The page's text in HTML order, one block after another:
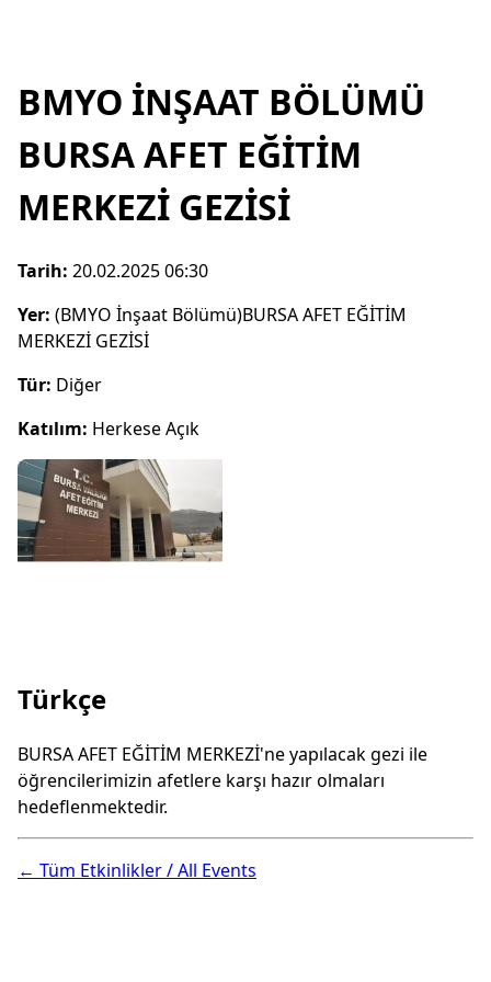
BMYO İNŞAAT BÖLÜMÜ
BURSA AFET EĞİTİM
MERKEZİ GEZİSİ
Tarih: 20.02.2025 06:30
Yer: (BMYO İnşaat Bölümü)BURSA AFET EĞİTİM
MERKEZİ GEZİSİ
Tür: Diğer
Katılım: Herkese Açık
Türkçe
BURSA AFET EĞİTİM MERKEZİ'ne yapılacak gezi ile
öğrencilerimizin afetlere karşı hazır olmaları
hedeflenmektedir.
← Tüm Etkinlikler / All Events